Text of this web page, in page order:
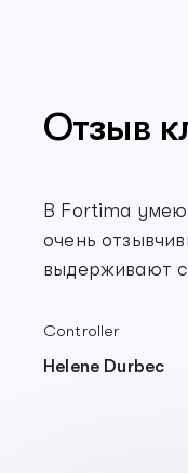
Отзыв
В Fortima
очень
выдерживают
Controller
Helene Durbec